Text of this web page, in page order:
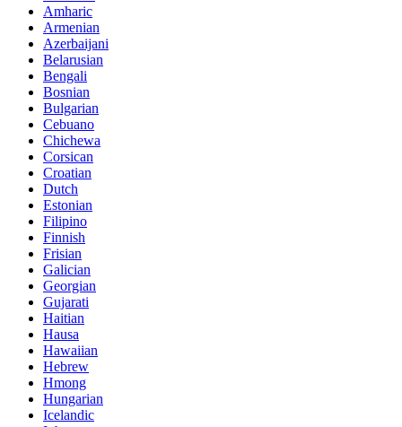
Amharic
Armenian
Azerbaijani
Belarusian
Bengali
Bosnian
Bulgarian
Cebuano
Chichewa
Corsican
Croatian
Dutch
Estonian
Filipino
Finnish
Frisian
Galician
Georgian
Gujarati
Haitian
Hausa
Hawaiian
Hebrew
Hmong
Hungarian
Icelandic